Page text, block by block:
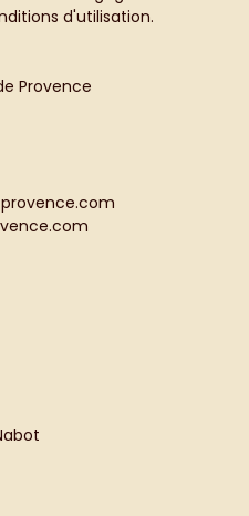
d'utilisation.
Provence